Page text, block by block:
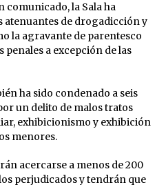
comunicado, la Sala ha
atenuantes de drogadicción y
la agravante de parentesco
a excepción de las
ha sido condenado a seis
un delito de malos tratos
exhibicionismo y exhibición
menores.
acercarse a menos de 200
perjudicados y tendrán que